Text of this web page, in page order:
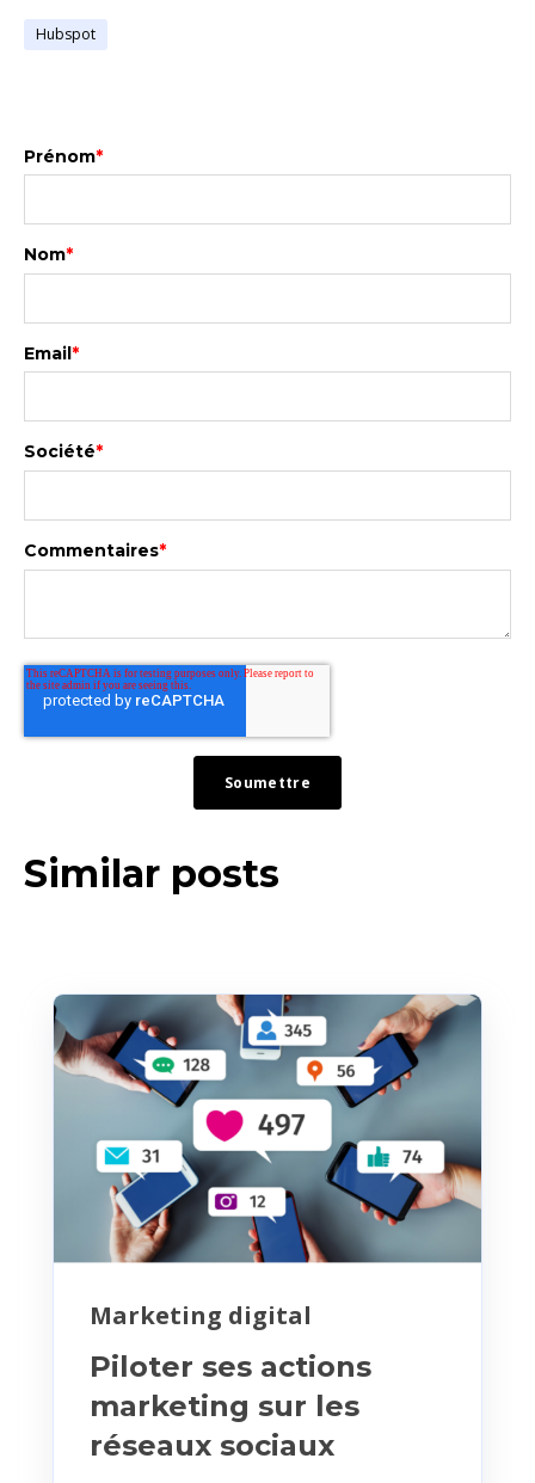
Hubspot
Prénom*
Nom*
Email*
Société*
Commentaires*
Similar posts
Marketing digital
Piloter ses actions
marketing sur les
réseaux sociaux